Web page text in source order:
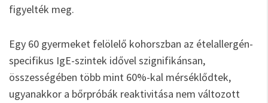
figyelték meg.
Egy 60 gyermeket felölelő kohorszban az ételallergén-
specifikus IgE-szintek idővel szignifikánsan,
összességében több mint 60%-kal mérséklődtek,
ugyanakkor a bőrpróbák reaktivitása nem változott